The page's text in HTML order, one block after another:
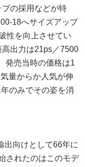
の採用などが特
18へサイズアップ
性を向上させてい
出力は21ps／7500
発売当時の価格は1
量からか人気が伸
のみでその姿を消
出向けとして66年に
されたのはこのモデ